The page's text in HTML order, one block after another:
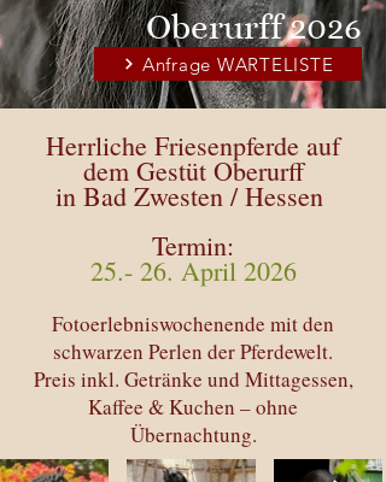
Oberurff 2026
Anfrage WARTELISTE
Herrliche Friesenpferde auf
dem Gestüt Oberurff
in Bad Zwesten / Hessen
Termin:
25.- 26. April 2026
Fotoerlebniswochenende mit den
schwarzen Perlen der Pferdewelt.
Preis inkl. Getränke und Mittagessen,
Kaffee & Kuchen – ohne
Übernachtung.